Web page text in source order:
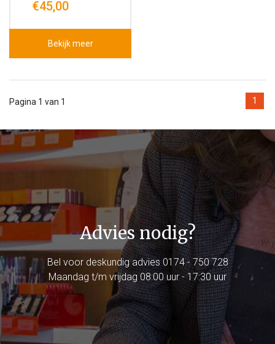
€45,00
Bekijk meer
Pagina 1 van 1 1
Advies nodig?
Bel voor deskundig advies 0174 - 750 728
Maandag t/m vrijdag 08:00 uur - 17:30 uur